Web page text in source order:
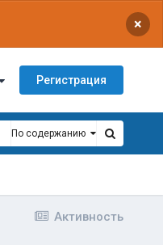
×
Регистрация
По содержанию
Активность